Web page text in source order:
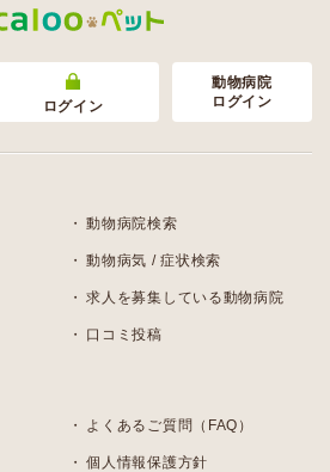
ログイン
動物病院
ログイン
動物病院検索
動物病気 / 症状検索
求人を募集している動物病院
口コミ投稿
よくあるご質問（FAQ）
個人情報保護方針